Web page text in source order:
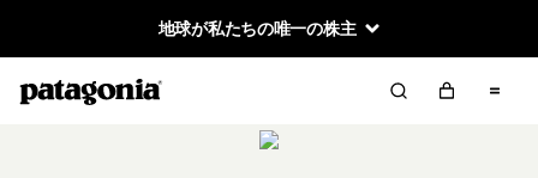
地球が私たちの唯一の株主